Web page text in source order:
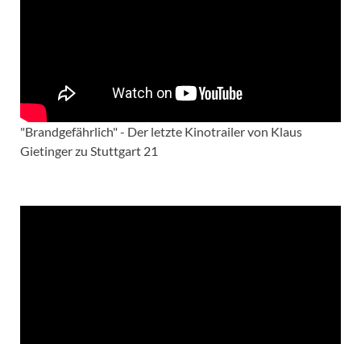
"Brandgefährlich" - Der letzte Kinotrailer von Klaus
Gietinger zu Stuttgart 21